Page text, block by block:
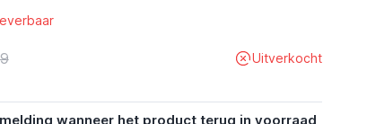
Uitverkocht
wanneer het product terug in voorraad